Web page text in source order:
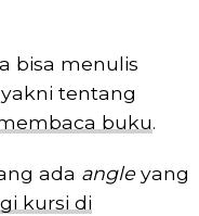
bisa menulis
tentang
buku.
ada angle yang
kursi di